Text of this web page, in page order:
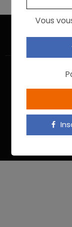
Vous
ACCUEIL
MENTIONS